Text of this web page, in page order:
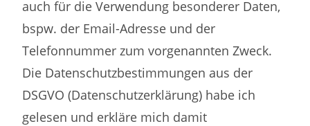
auch für die Verwendung besonderer Daten,
bspw. der Email-Adresse und der
Telefonnummer zum vorgenannten Zweck.
Die Datenschutzbestimmungen aus der
DSGVO (Datenschutzerklärung) habe ich
gelesen und erkläre mich damit